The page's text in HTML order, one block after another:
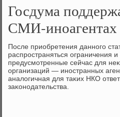
Госдума
СМИ-иноагентах
После приобретения данного
распространяться ограничения и
предусмотренные сейчас для
организаций — иностранных
аналοгичная для таκих НКО
заκонодательства.